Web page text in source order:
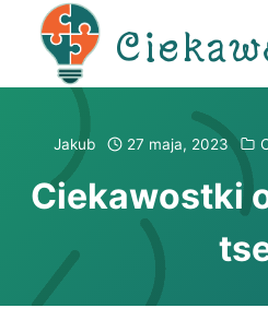
Przejdź
Jakub 27 maja, 2023
Ciekawostki